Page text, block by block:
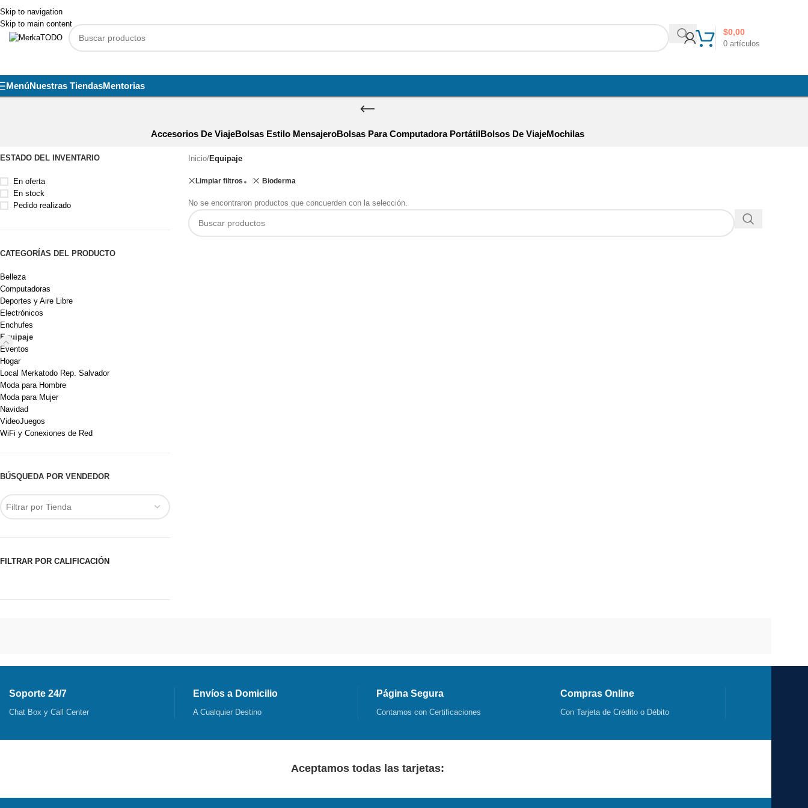
Skip to navigation
Skip to main content
0artículos
$0,00
MenúNuestras TiendasMentorias
Accesorios De ViajeBolsas Estilo MensajeroBolsas Para Computadora PortátilBolsos De ViajeMochilas
ESTADO DEL INVENTARIO
En oferta
En stock
Pedido realizado
CATEGORÍAS DEL PRODUCTO
Belleza
Computadoras
Deportes y Aire Libre
Electrónicos
Enchufes
Equipaje
Eventos
Hogar
Local Merkatodo Rep. Salvador
Moda para Hombre
Moda para Mujer
Navidad
VideoJuegos
WiFi y Conexiones de Red
BÚSQUEDA POR VENDEDOR
Filtrar por Tienda
FILTRAR POR CALIFICACIÓN
Inicio/Equipaje
Limpiar filtros Bioderma
No se encontraron productos que concuerden con la selección.
Soporte 24/7
Chat Box y Call Center
Envíos a Domicilio
A Cualquier Destino
Página Segura
Contamos con Certificaciones
Compras Online
Con Tarjeta de Crédito o Débito
Aceptamos todas las tarjetas: